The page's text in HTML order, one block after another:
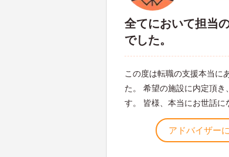
全てにおいて担当
でした。
この度は転職の支援本当に
た。 希望の施設に内定頂き
す。 皆様、本当にお世話に
アドバイザー